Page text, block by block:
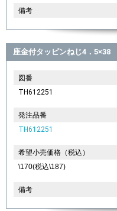
備考
座金付タッピンねじ4．5×38
図番
TH612251
発注品番
TH612251
希望小売価格（税込）
\170(税込\187)
備考